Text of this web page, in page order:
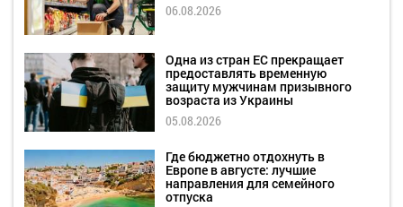
06.08.2026
Одна из стран ЕС прекращает
предоставлять временную
защиту мужчинам призывного
возраста из Украины
05.08.2026
Где бюджетно отдохнуть в
Европе в августе: лучшие
направления для семейного
отпуска